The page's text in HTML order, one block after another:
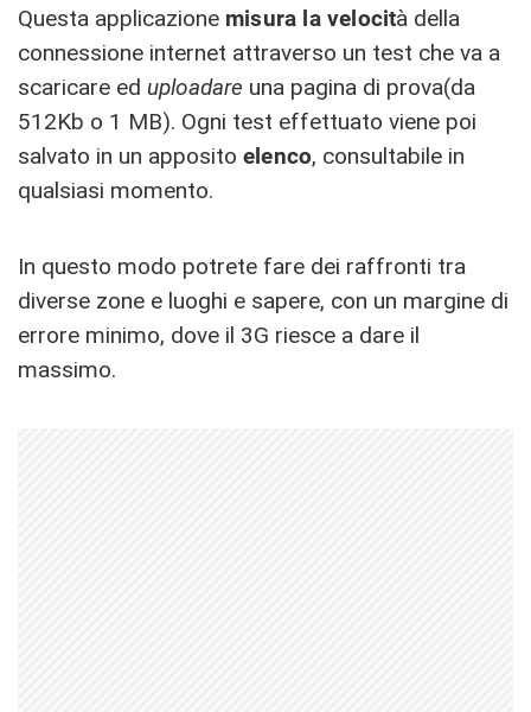
Questa applicazione misura la velocità della
connessione internet attraverso un test che va a
scaricare ed uploadare una pagina di prova(da
512Kb o 1 MB). Ogni test effettuato viene poi
salvato in un apposito elenco, consultabile in
qualsiasi momento.
In questo modo potrete fare dei raffronti tra
diverse zone e luoghi e sapere, con un margine di
errore minimo, dove il 3G riesce a dare il
massimo.